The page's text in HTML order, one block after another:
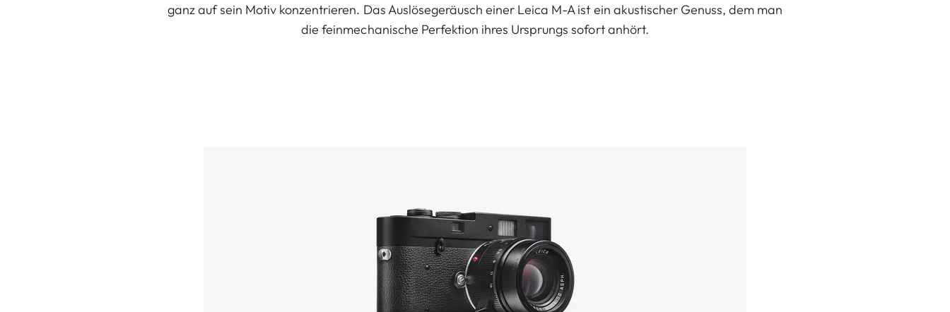
ganz auf sein Motiv konzentrieren. Das Auslösegeräusch einer Leica M-A ist ein akustischer Genuss, dem man
die feinmechanische Perfektion ihres Ursprungs sofort anhört.